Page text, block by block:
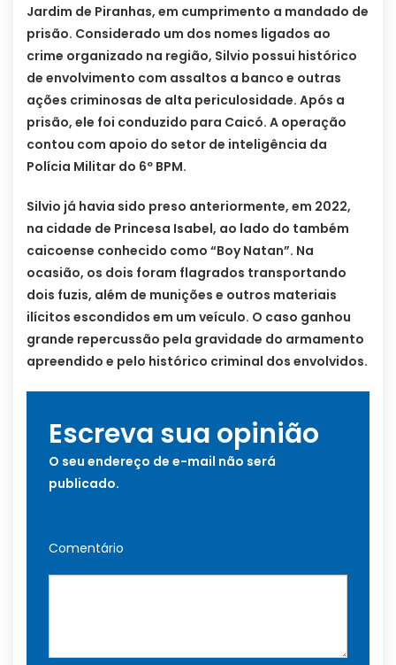
Jardim de Piranhas, em cumprimento a mandado de
prisão. Considerado um dos nomes ligados ao
crime organizado na região, Silvio possui histórico
de envolvimento com assaltos a banco e outras
ações criminosas de alta periculosidade. Após a
prisão, ele foi conduzido para Caicó. A operação
contou com apoio do setor de inteligência da
Polícia Militar do 6º BPM.
Silvio já havia sido preso anteriormente, em 2022,
na cidade de Princesa Isabel, ao lado do também
caicoense conhecido como “Boy Natan”. Na
ocasião, os dois foram flagrados transportando
dois fuzis, além de munições e outros materiais
ilícitos escondidos em um veículo. O caso ganhou
grande repercussão pela gravidade do armamento
apreendido e pelo histórico criminal dos envolvidos.
Escreva sua opinião
O seu endereço de e-mail não será
publicado.
Comentário